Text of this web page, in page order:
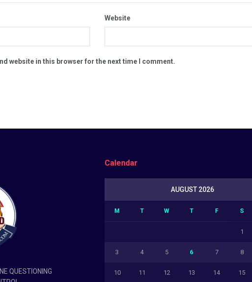
Website
website in this browser for the next time I comment.
QUESTIONING
Calendar
AUGUST 2026
M T W T F S
1
3 4 5 6 7 8
10 11 12 13 14 15